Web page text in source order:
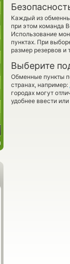
Каждый из
при этом команда
Использование
пунктах. При
размер резервов и
Выберите
Обменные пункты
странах, например:
городах могут
удобнее ввести